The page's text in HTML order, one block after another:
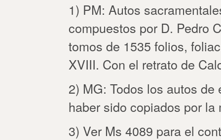
1) PM: Autos
compuestos por D. Pedro
tomos de 1535 folios,
XVIII. Con el retrato de
2) MG: Todos los autos
haber sido copiados por
3) Ver Ms 4089 para el